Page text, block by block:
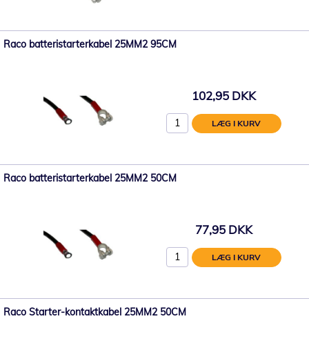
Raco batteristarterkabel 25MM2 95CM
102,95 DKK
LÆG I KURV
Raco batteristarterkabel 25MM2 50CM
77,95 DKK
LÆG I KURV
Raco Starter-kontaktkabel 25MM2 50CM